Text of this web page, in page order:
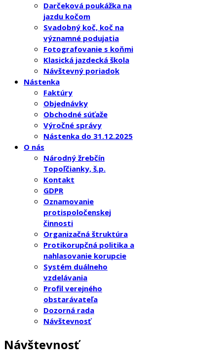
Darčeková poukážka na
jazdu kočom
Svadobný koč, koč na
významné podujatia
Fotografovanie s koňmi
Klasická jazdecká škola
Návštevný poriadok
Nástenka
Faktúry
Objednávky
Obchodné súťaže
Výročné správy
Nástenka do 31.12.2025
O nás
Národný žrebčín
Topoľčianky, š.p.
Kontakt
GDPR
Oznamovanie
protispoločenskej
činnosti
Organizačná štruktúra
Protikorupčná politika a
nahlasovanie korupcie
Systém duálneho
vzdelávania
Profil verejného
obstarávateľa
Dozorná rada
Návštevnosť
Návštevnosť